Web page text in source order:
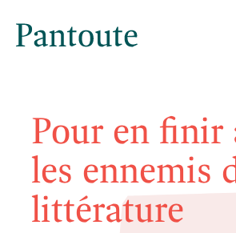
Pour en finir
les ennemis
littérature